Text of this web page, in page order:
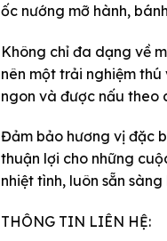
ốc nướng mỡ hành,
Không chỉ đa dạng về
nên một trải nghiệm
ngon và được nấu theo
Đảm bảo hương vị đặc
thuận lợi cho những
nhiệt tình, luôn sẵn
THÔNG TIN LIÊN HỆ: